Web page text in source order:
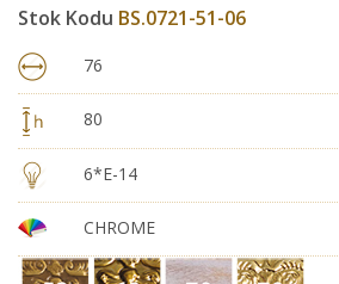
Stok Kodu BS.0721-51-06
76
80
6*E-14
CHROME